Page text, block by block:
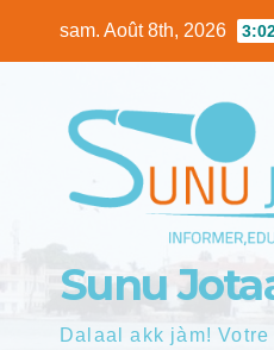
sam. Août 8th, 2026
Sunu
Dalaal akk jàm!